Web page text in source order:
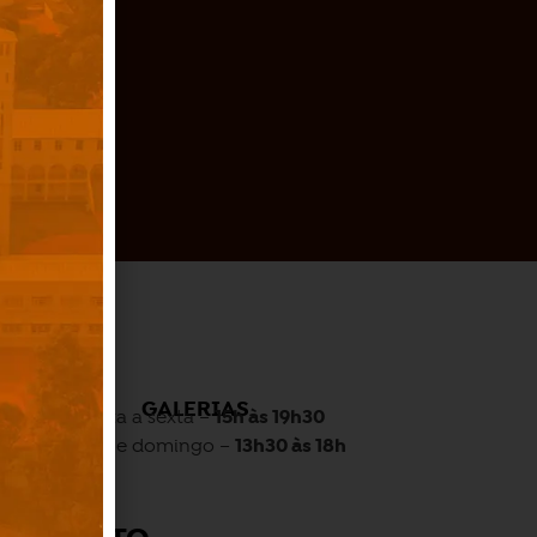
GALERIAS
Quarta a sexta –15h às 19h30
Sábado e domingo –13h30 às 18h